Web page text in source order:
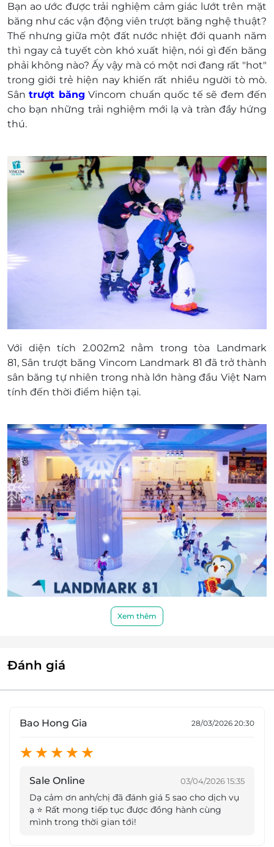
Lưu ý: Đối với sân băng Landmark 81: Vé sẽ có
hiệu lực sau 30 phút và từ lượt số 2 vé sẽ có
hiệu lực sau 15 phút kể từ thời điểm mua
Không áp dụng cho phí thuê giày & công cụ hỗ
trợ.
Phí thuê giày là 30,000 vnđ/ 1 đôi
Vớ mang ở nhà đi hoặc mua tại quầy là 15,000
vnđ/ đôi
Hải cẩu hoặc chim cánh cụt thuê tại quầy từ
Khách hàng liên hệ đặt chỗ trước khi đến sử
dụng dịch vụ.
Địa chỉ: 208 Nguyễn Hữu Cảnh, Phường 22,
Quận Bình Thạnh, Tp Hồ Chí Minh
Điện thoại: 0981 139 105
Một khách hàng được mua nhiều E-Voucher/E-
E-Voucher/E-Coupon không có giá trị quy đổi
thành tiền mặt, không trả lại tiền thừa.
Không áp dụng đồng thời với chương trình
Bạn ao ước được trải nghiệm cảm giác lướt trên mặt
băng như các vận động viên trượt băng nghệ thuật?
Thế nhưng giữa một đất nước nhiệt đới quanh năm
thì ngay cả tuyết còn khó xuất hiện, nói gì đến băng
phải không nào? Ấy vậy mà có một nơi đang rất "hot"
trong giới trẻ hiện nay khiến rất nhiều người tò mò.
Sântrượt băng Vincom chuẩn quốc tế sẽ đem đến
cho bạn những trải nghiệm mới lạ và tràn đầy hứng
thú.
Với diện tích 2.002m2 nằm trong tòa Landmark
81, Sân trượt băng Vincom Landmark 81 đã trở thành
sân băng tự nhiên trong nhà lớn hàng đầu Việt Nam
tính đến thời điểm hiện tại.
Vincom Ice Rink Landmark 81 được thiết kế theo
tiêu chuẩn quốc tế, có thể tổ chức những cuộc thi
lớn tầm cỡ như biểu diễn trượt băng nghệ thuật; thi
Xem thêm
Đánh giá
Bao Hong Gia 28/03/2026 20:30
Sale Online 03/04/2026 15:35
Dạ cảm ơn anh/chị đã đánh giá 5 sao cho dịch vụ
ạ ⭐️ Rất mong tiếp tục được đồng hành cùng
mình trong thời gian tới!